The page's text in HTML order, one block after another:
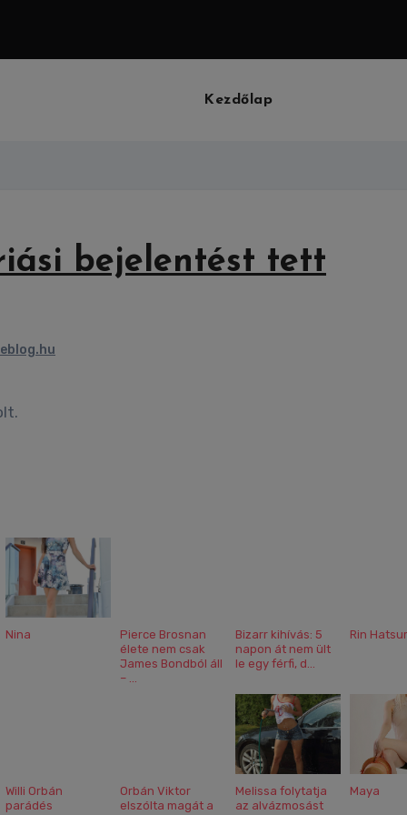
Kezdőlap
bejelentést tett
Nina
Pierce Brosnan
élete nem csak
James Bondból áll
– ...
Bizarr kihívás: 5
napon át nem ült
le egy férfi, d...
Rin
Willi Orbán
parádés
Orbán Viktor
elszólta magát a
Melissa folytatja
az alvázmosást
Maya